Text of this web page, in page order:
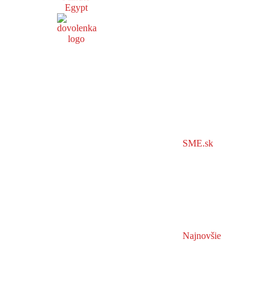
Egypt
SME.sk
Najnovšie